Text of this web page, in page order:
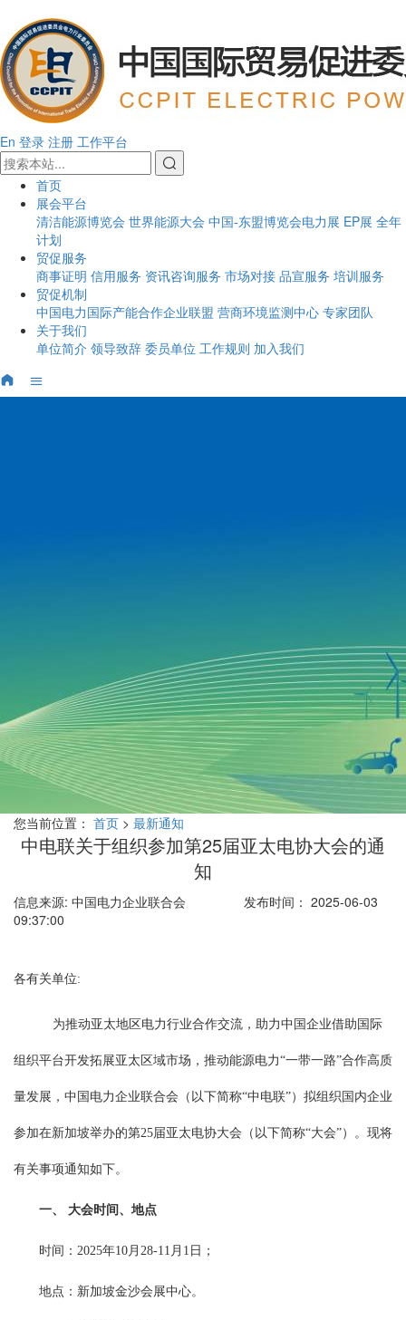
En 登录 注册 工作平台
首页
展会平台
清洁能源博览会 世界能源大会 中国-东盟博览会电力展 EP展 全年
计划
贸促服务
商事证明 信用服务 资讯咨询服务 市场对接 品宣服务 培训服务
贸促机制
中国电力国际产能合作企业联盟 营商环境监测中心 专家团队
关于我们
单位简介 领导致辞 委员单位 工作规则 加入我们
您当前位置： 首页 > 最新通知
中电联关于组织参加第25届亚太电协大会的通
知
信息来源: 中国电力企业联合会
发布时间： 2025-06-03
09:37:00
各有关单位:
为推动亚太地区电力行业合作交流，助力中国企业借助国际
组织平台开发拓展亚太区域市场，推动能源电力“一带一路”合作高质
量发展，中国电力企业联合会（以下简称“中电联”）拟组织国内企业
参加在新加坡举办的第25届亚太电协大会（以下简称“大会”）。现将
有关事项通知如下。
一、 大会时间、地点
时间：2025年10月28-11月1日；
地点：新加坡金沙会展中心。